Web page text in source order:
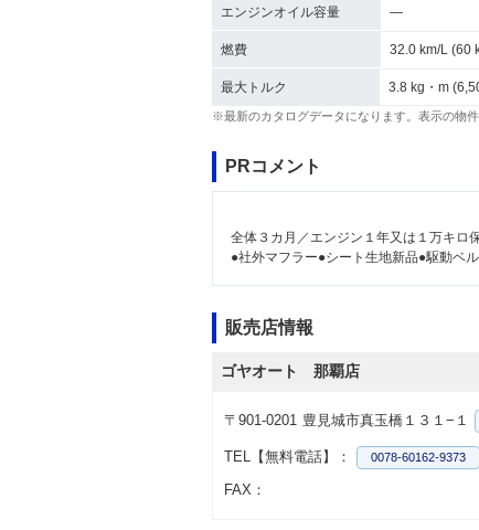
エンジンオイル容量 ―
燃費 32.0 km/L (60
最大トルク 3.8 kg・m
※最新のカタログデータになります。表示の物
PRコメント
全体３カ月／エンジン１年又は１万キロ
●社外マフラー●シート生地新品●駆動ベ
販売店情報
ゴヤオート 那覇店
〒901-0201 豊見城市真玉橋１３１−１
TEL【無料電話】： 0078-60162-9373
FAX：